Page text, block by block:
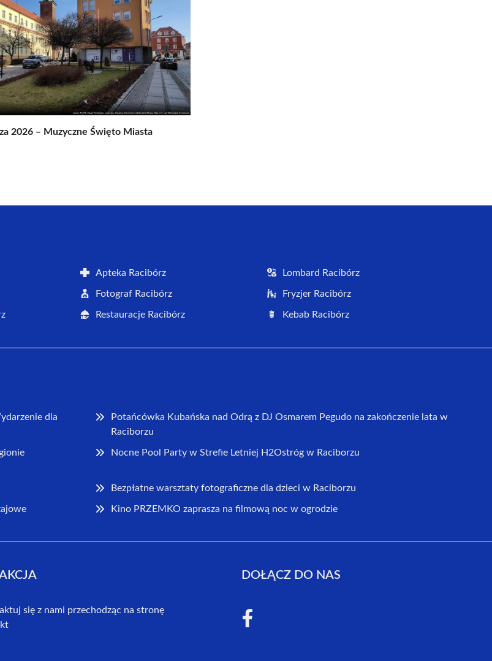
2026 – Muzyczne Święto Miasta
Apteka Racibórz Lombard Racibórz
Fotograf Racibórz Fryzjer Racibórz
Restauracje Racibórz Kebab Racibórz
dla
Potańcówka Kubańska nad Odrą z DJ Osmarem Pegudo na zakończenie lata w
Raciborzu
Nocne Pool Party w Strefie Letniej H2Ostróg w Raciborzu
Bezpłatne warsztaty fotograficzne dla dzieci w Raciborzu
Kino PRZEMKO zaprasza na filmową noc w ogrodzie
się z nami przechodząc na stronę
DOŁĄCZ DO NAS